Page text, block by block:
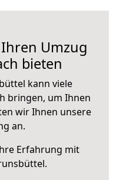
Umzug
bieten
kann viele
bringen, um Ihnen
wir Ihnen unsere
an.
Erfahrung mit
.